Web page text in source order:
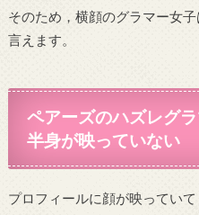
そのため，横顔のグラマー女
言えます。
ペアーズのハズレグ
半身が映っていない
プロフィールに顔が映ってい